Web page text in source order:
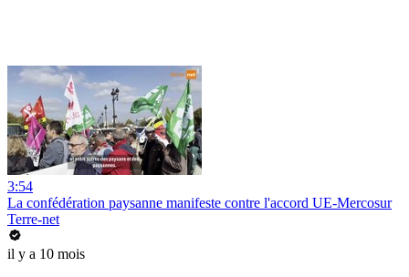
3:54
La confédération paysanne manifeste contre l'accord UE-Mercosur
Terre-net
il y a 10 mois